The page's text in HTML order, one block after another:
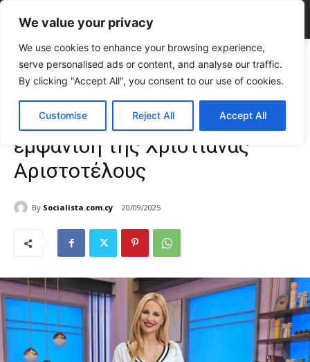
We value your privacy
We use cookies to enhance your browsing experience,
serve personalised ads or content, and analyse our traffic.
By clicking "Accept All", you consent to our use of cookies.
Customise Reject All Accept All
Home FASHION & BEAUTY
Satin & Lace: Η πιο chic εμφάνιση της
Χριστιάνας Αριστοτέλους
Satin & Lace: Η πιο chic
εμφάνιση της Χριστιάνας
Αριστοτέλους
By Socialista.com.cy 20/09/2025